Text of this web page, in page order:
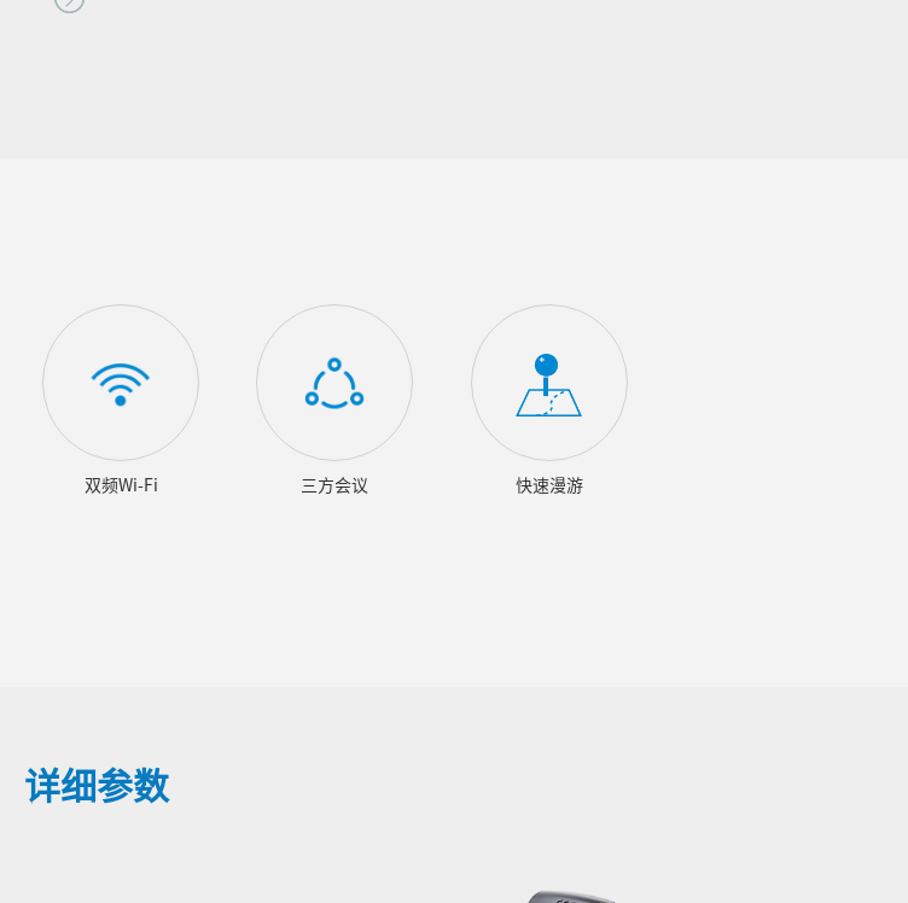
双频Wi-Fi 三方会议 快速漫游
详细参数